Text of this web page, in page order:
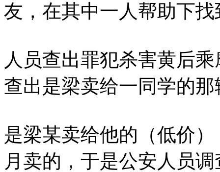
友，在其中一人帮助下
人员查出罪犯杀害黄后
查出是梁卖给一同学的
是梁某卖给他的（低价
月卖的，于是公安人员